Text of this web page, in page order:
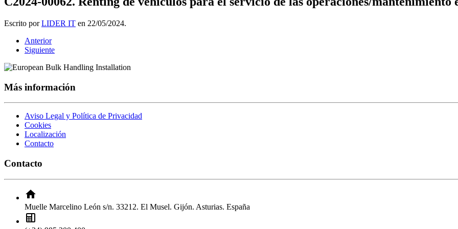
Escrito porLIDER IT en 22/05/2024.
Anterior
Siguiente
Más información
Aviso Legal y Política de Privacidad
Cookies
Localización
Contacto
Contacto
Muelle Marcelino León s/n. 33212. El Musel. Gijón. Asturias. España